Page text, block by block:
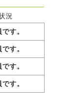
況
す。
す。
す。
す。